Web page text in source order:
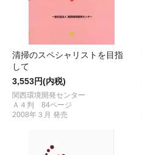
清掃のスペシャリストを目指
して
3,553円(内税)
関西環境開発センター
Ａ４判 84ページ
2008年３月 発売